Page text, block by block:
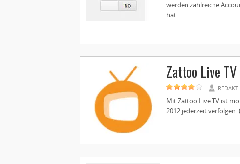
werden zahlreiche
hat ...
Zattoo Live
Mit Zattoo Live TV ist
2012 jederzeit verfolgen.